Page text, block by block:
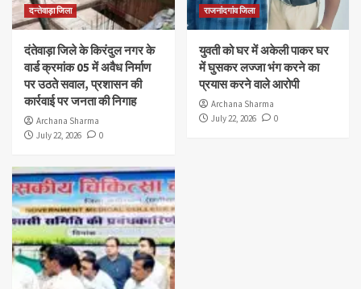
दन्तेवाड़ा जिला
दंतेवाड़ा जिले के किरंदुल नगर के
वार्ड क्रमांक 05 में अवैध निर्माण
पर उठते सवाल, प्रशासन की
कार्रवाई पर जनता की निगाह
Archana Sharma
July 22, 2026
0
राजनांदगांव जिला
युवती को घर में अकेली पाकर घर
में घुसकर लज्जा भंग करने का
प्रयास करने वाले आरोपी
Archana Sharma
July 22, 2026
0